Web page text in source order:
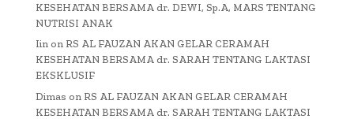
KESEHATAN BERSAMA dr. DEWI, Sp.A, MARS TENTANG
NUTRISI ANAK
Iinon RS AL FAUZAN AKAN GELAR CERAMAH
KESEHATAN BERSAMA dr. SARAH TENTANG LAKTASI
EKSKLUSIF
Dimas on RS AL FAUZAN AKAN GELAR CERAMAH
KESEHATAN BERSAMA dr. SARAH TENTANG LAKTASI